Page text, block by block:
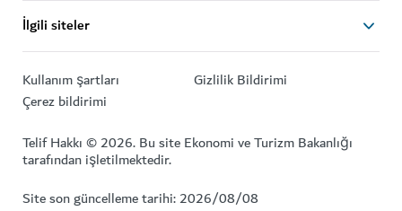
İlgili siteler
Kullanım şartları
Gizlilik Bildirimi
Çerez bildirimi
Telif Hakkı © 2026. Bu site Ekonomi ve Turizm Bakanlığı
tarafından işletilmektedir.
Site son güncelleme tarihi: 2026/08/08